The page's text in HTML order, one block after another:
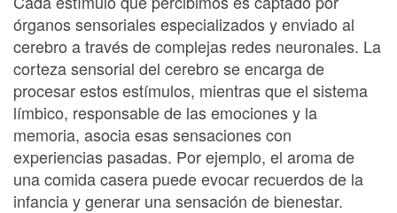
órganos sensoriales especializados y enviado al
cerebro a través de complejas redes neuronales. La
corteza sensorial del cerebro se encarga de
procesar estos estímulos, mientras que el sistema
límbico, responsable de las emociones y la
memoria, asocia esas sensaciones con
experiencias pasadas. Por ejemplo, el aroma de
una comida casera puede evocar recuerdos de la
infancia y generar una sensación de bienestar.